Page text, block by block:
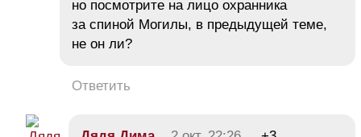
но посмотрите на лицо охранника
за спиной Могилы, в предыдущей теме,
не он ли?
Ответить